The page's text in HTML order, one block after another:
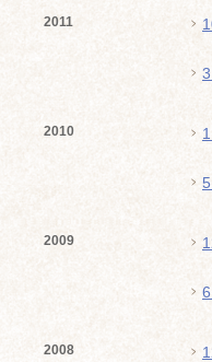
2011
2010
2009
2008